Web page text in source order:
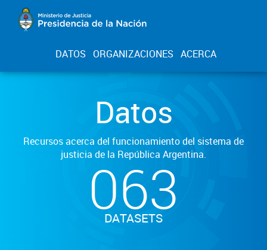
DATOS ORGANIZACIONES ACERCA
Datos
Recursos acerca del funcionamiento del sistema de
justicia de la República Argentina.
063
DATASETS